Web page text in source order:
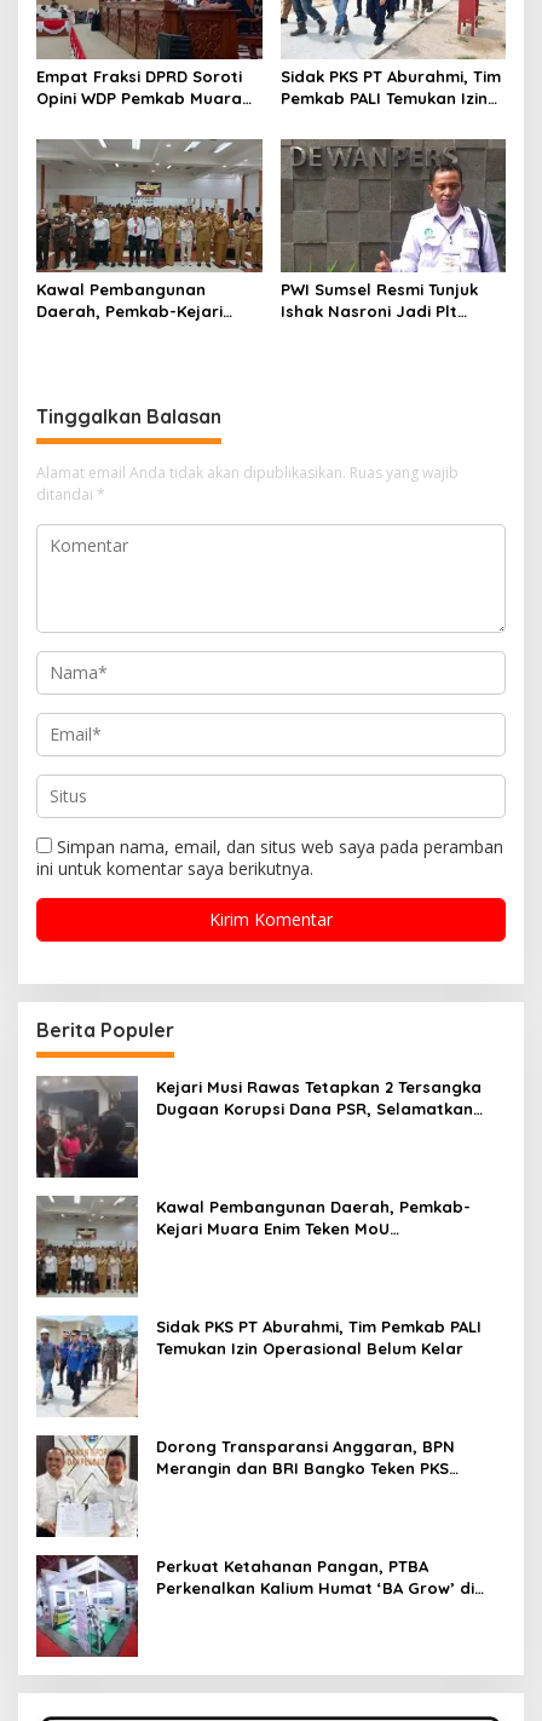
Empat Fraksi DPRD Soroti
Opini WDP Pemkab Muara
Kelola Keuangan
Sidak PKS PT Aburahmi, Tim
Pemkab PALI Temukan Izin
Kawal Pembangunan
Daerah, Pemkab-Kejari
PWI Sumsel Resmi Tunjuk
Ishak Nasroni Jadi Plt
Tinggalkan Balasan
Alamat email Anda tidak akan dipublikasikan. Ruas yang wajib
ditandai *
Simpan nama, email, dan situs web saya pada peramban
ini untuk komentar saya berikutnya.
Berita Populer
Kejari Musi Rawas Tetapkan 2 Tersangka
Dugaan Korupsi Dana PSR, Selamatkan
Kawal Pembangunan Daerah, Pemkab-
Kejari Muara Enim Teken MoU
Sidak PKS PT Aburahmi, Tim Pemkab PALI
Temukan Izin Operasional Belum Kelar
Dorong Transparansi Anggaran, BPN
Merangin dan BRI Bangko Teken PKS
Perkuat Ketahanan Pangan, PTBA
Perkenalkan Kalium Humat ‘BA Grow’ di